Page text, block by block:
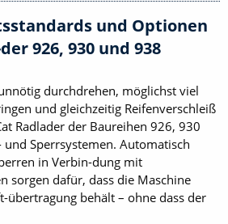
und Optionen
926, 930 und 938
durchdrehen, möglichst viel
und gleichzeitig Reifenverschleiß
Radlader der Baureihen 926, 930
Sperrsystemen. Automatisch
in Verbin-dung mit
sorgen dafür, dass die Maschine
übertragung behält – ohne dass der